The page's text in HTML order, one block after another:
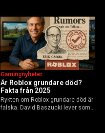
användare 2025, och vad som
händer inför 2026.
Är Roblox grundare död?
Fakta från 2025
Gamingnyheter
Rykten om Roblox grundare död är
falska. David Baszucki lever som